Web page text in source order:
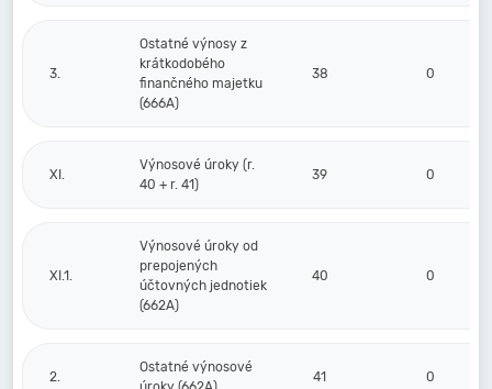
3.
Ostatné výnosy z
krátkodobého
finančného majetku
(666A)
38 0
XI.
Výnosové úroky (r.
40 + r. 41)
39 0
XI.1.
Výnosové úroky od
prepojených
účtovných jednotiek
(662A)
40 0
2.
Ostatné výnosové
41 0